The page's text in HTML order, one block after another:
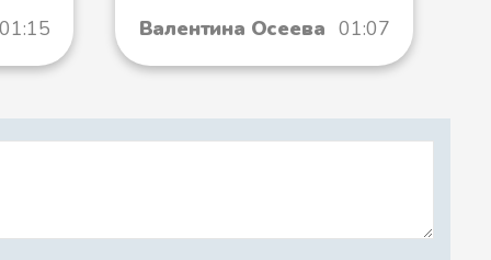
01:15
Валентина Осеева 01:07